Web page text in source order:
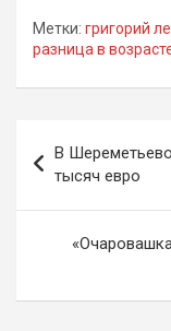
Метки: григорий
разница в
по
записям
В
тысяч евро